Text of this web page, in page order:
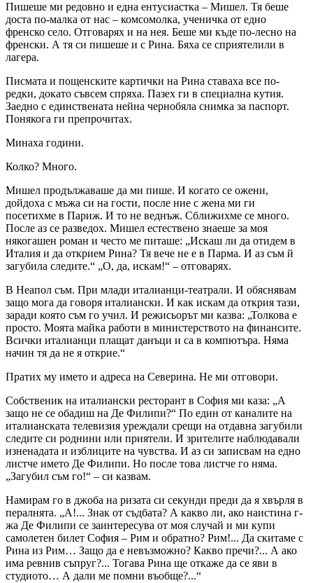
Пишеше ми редовно и една ентусиастка – Мишел. Тя беше
доста по-малка от нас – комсомолка, ученичка от едно
френско село. Отговарях и на нея. Беше ми къде по-лесно на
френски. А тя си пишеше и с Рина. Бяха се сприятелили в
лагера.
Писмата и пощенските картички на Рина ставаха все по-
редки, докато съвсем спряха. Пазех ги в специална кутия.
Заедно с единствената нейна чернобяла снимка за паспорт.
Понякога ги препрочитах.
Минаха години.
Колко? Много.
Мишел продължаваше да ми пише. И когато се ожени,
дойдоха с мъжа си на гости, после ние с жена ми ги
посетихме в Париж. И то не веднъж. Сближихме се много.
После аз се разведох. Мишел естествено знаеше за моя
някогашен роман и често ме питаше: „Искаш ли да отидем в
Италия и да открием Рина? Тя вече не е в Парма. И аз съм й
загубила следите.“ „О, да, искам!“ – отговарях.
В Неапол съм. При млади италианци-театрали. И обяснявам
защо мога да говоря италиански. И как искам да открия тази,
заради която съм го учил. И режисьорът ми казва: „Толкова е
просто. Моята майка работи в министерството на финансите.
Всички италианци плащат данъци и са в компютъра. Няма
начин тя да не я открие.“
Пратих му името и адреса на Северина. Не ми отговори.
Собственик на италиански ресторант в София ми каза: „А
защо не се обадиш на Де Филипи?“ По един от каналите на
италианската телевизия уреждали срещи на отдавна загубили
следите си роднини или приятели. И зрителите наблюдавали
изненадата и изблиците на чувства. И аз си записвам на едно
листче името Де Филипи. Но после това листче го няма.
„Загубил съм го!“ – си казвам.
Намирам го в джоба на ризата си секунди преди да я хвърля в
пералнята. „А!... Знак от съдбата? А какво ли, ако наистина г-
жа Де Филипи се заинтересува от моя случай и ми купи
самолетен билет София – Рим и обратно? Рим!... Да скитаме с
Рина из Рим… Защо да е невъзможно? Какво пречи?... А ако
има ревнив съпруг?... Тогава Рина ще откаже да се яви в
студиото… А дали ме помни въобще?...“